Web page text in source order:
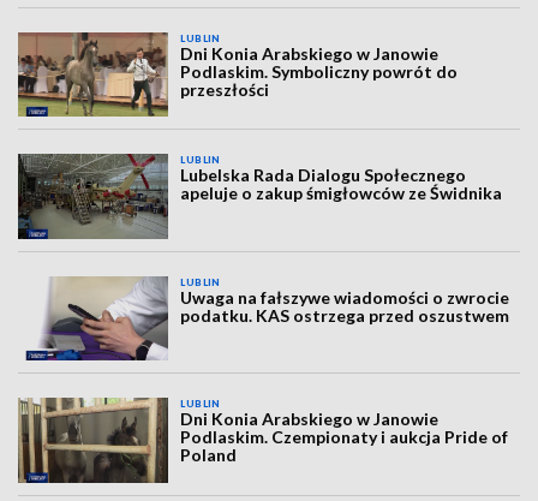
LUBLIN
Dni Konia Arabskiego w Janowie
Podlaskim. Symboliczny powrót do
przeszłości
LUBLIN
Lubelska Rada Dialogu Społecznego
apeluje o zakup śmigłowców ze Świdnika
LUBLIN
Uwaga na fałszywe wiadomości o zwrocie
podatku. KAS ostrzega przed oszustwem
LUBLIN
Dni Konia Arabskiego w Janowie
Podlaskim. Czempionaty i aukcja Pride of
Poland